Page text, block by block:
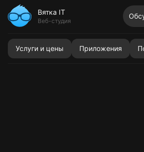
Вятка IT
Веб-студия
Услуги и цены Приложения
Согласен с обработкой моих